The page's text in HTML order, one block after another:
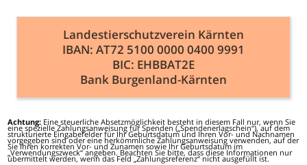
Landestierschutzverein Kärnten
IBAN: AT72 5100 0000 0400 9991
BIC: EHBBAT2E
Bank Burgenland-Kärnten
Achtung: Eine steuerliche Absetzmöglichkeit besteht in diesem Fall nur, wenn Sie
eine spezielle Zahlungsanweisung für Spenden („Spendenerlagschein“), auf dem
strukturierte Eingabefelder für Ihr Geburtsdatum und Ihren Vor- und Nachnamen
vorgegeben sind oder eine herkömmliche Zahlungsanweisung verwenden, auf der
Sie Ihren korrekten Vor- und Zunamen sowie Ihr Geburtsdatum im
„Verwendungszweck“ angeben. Beachten Sie bitte, dass diese Informationen nur
übermittelt werden, wenn das Feld „Zahlungsreferenz“ nicht ausgefüllt ist.